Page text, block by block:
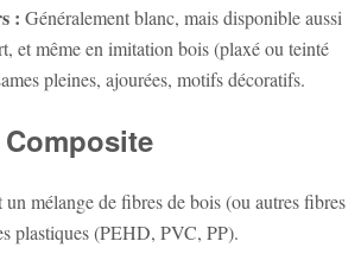
: Généralement blanc, mais disponible aussi
et même en imitation bois (plaxé ou teinté
pleines, ajourées, motifs décoratifs.
mélange de fibres de bois (ou autres fibres
plastiques (PEHD, PVC, PP).